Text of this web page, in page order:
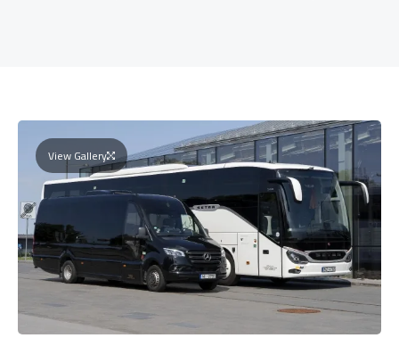
View Gallery